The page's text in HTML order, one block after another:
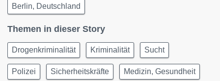
Berlin, Deutschland
Themen in dieser Story
Drogenkriminalität Kriminalität Sucht
Polizei Sicherheitskräfte Medizin, Gesundheit